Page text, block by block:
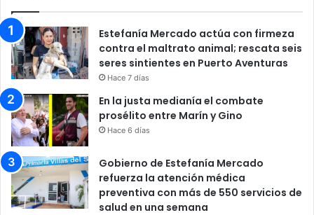
Estefanía Mercado actúa con firmeza
contra el maltrato animal; rescata seis
seres sintientes en Puerto Aventuras
Hace 7 días
En la justa medianía el combate
prosélito entre Marín y Gino
Hace 6 días
Gobierno de Estefanía Mercado
refuerza la atención médica
preventiva con más de 550 servicios de
salud en una semana